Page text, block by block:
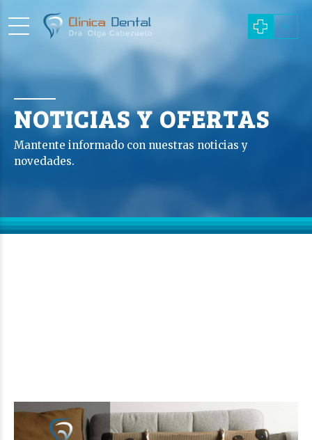
NOTICIAS Y OFERTAS
Mantente informado con nuestras noticias y
novedades.